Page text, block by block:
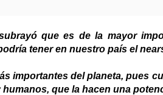
que es de la mayor
tener en nuestro país el
importantes del planeta, pues
que la hacen una